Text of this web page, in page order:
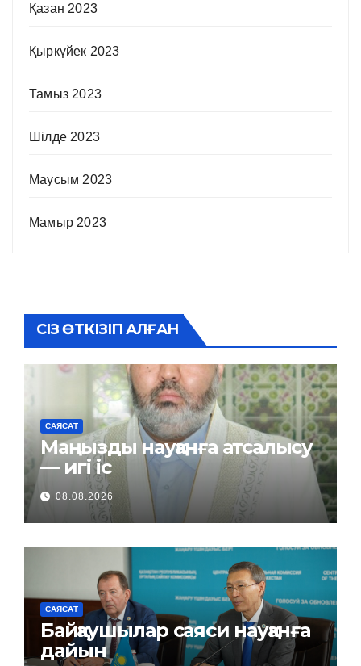
Қазан 2023
Қыркүйек 2023
Тамыз 2023
Шілде 2023
Маусым 2023
Мамыр 2023
СІЗ ӨТКІЗІП АЛҒАН
САЯСАТ
Маңызды науқанға атсалысу
— игі іс
08.08.2026
САЯСАТ
Байқаушылар саяси науқанға
дайын